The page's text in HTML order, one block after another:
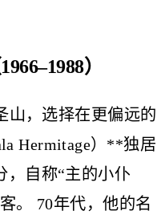
）
山，选择在更偏远的
Hermitage）**独居
，自称“主的小仆
。 70年代，他的名